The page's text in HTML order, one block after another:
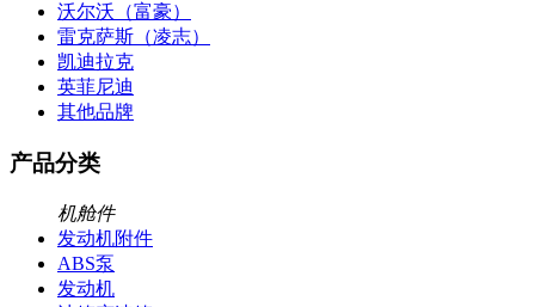
沃尔沃（富豪）
雷克萨斯（凌志）
凯迪拉克
英菲尼迪
其他品牌
产品分类
机舱件
发动机附件
ABS泵
发动机